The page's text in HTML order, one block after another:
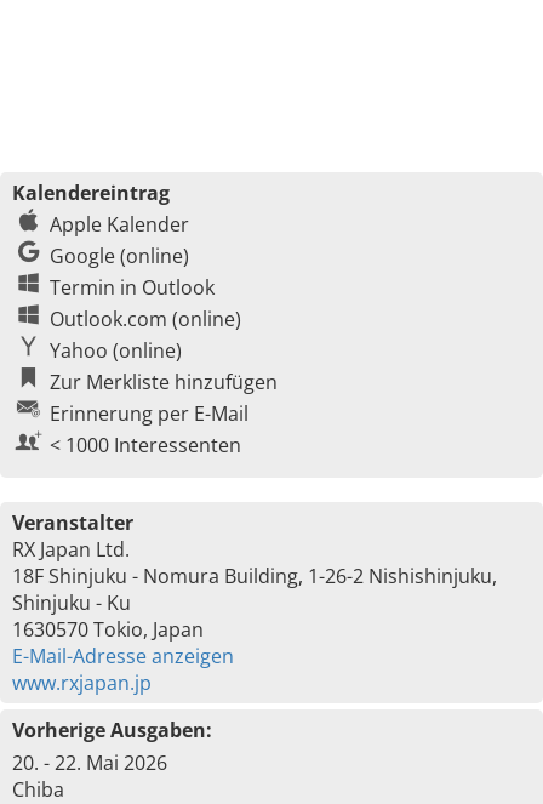
Kalendereintrag
Apple Kalender
Google (online)
Termin in Outlook
Outlook.com (online)
Yahoo (online)
Zur Merkliste hinzufügen
Erinnerung per E-Mail
< 1000 Interessenten
Veranstalter
RX Japan Ltd.
18F Shinjuku - Nomura Building, 1-26-2 Nishishinjuku,
Shinjuku - Ku
1630570 Tokio, Japan
E-Mail-Adresse anzeigen
www.rxjapan.jp
Vorherige Ausgaben:
20. - 22. Mai 2026
Chiba